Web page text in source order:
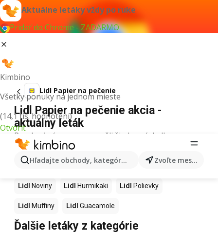
Aktuálne letáky vždy po ruke
Pridať do Chrome - ZADARMO
Kimbino
Všetky ponuky na jednom mieste
(14,1 tis. hodnotení)
Otvoriť
Hľadajte obchody, kategórie, produkty... Zvoľte mesto
Lidl Papier na pečenie
Lidl Papier na pečenie akcia -
aktuálny leták
Pre daný výraz sme nenašli žiadne výsledky.
Ďalšie produkty v obchodoch Lidl
Lidl Kapor Ashwagandha Nintendo Switch
Lidl Noviny Lidl Hurmikaki Lidl Polievky
Lidl Muffiny Lidl Guacamole
Ďalšie letáky z kategórie